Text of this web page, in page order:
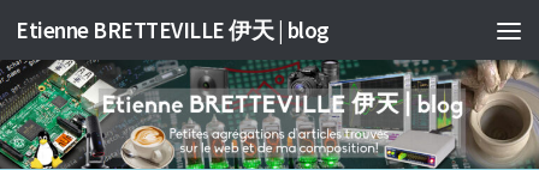
跳至内容
Etienne BRETTEVILLE 伊天 | blog